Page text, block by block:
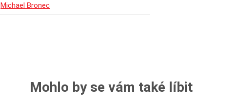
Michael Bronec
Mohlo by se vám také líbit